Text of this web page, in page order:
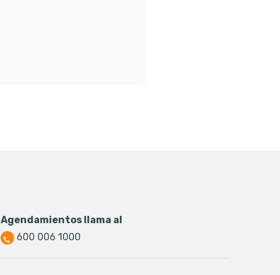
Agendamientos llama al
600 006 1000